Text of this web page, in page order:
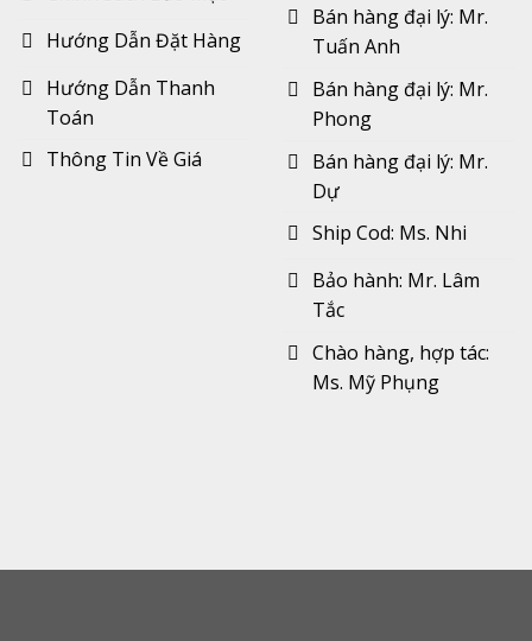
Hướng Dẫn Đặt Hàng
Hướng Dẫn Thanh
Toán
Thông Tin Về Giá
Bán hàng đại lý: Mr.
Tuấn Anh
Bán hàng đại lý: Mr.
Phong
Bán hàng đại lý: Mr.
Dự
Ship Cod: Ms. Nhi
Bảo hành: Mr. Lâm
Tắc
Chào hàng, hợp tác:
Ms. Mỹ Phụng